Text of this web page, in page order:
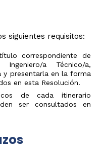
siguientes requisitos:
correspondiente de
Ingeniero/a Técnico/a,
y presentarla en la forma
en esta Resolución.
de cada itinerario
ser consultados en